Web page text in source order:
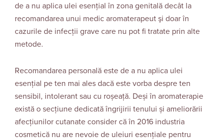
de a nu aplica ulei esenţial în zona genitală decât la
recomandarea unui medic aromaterapeut şi doar în
cazurile de infecţii grave care nu pot fi tratate prin alte
metode.
Recomandarea personală este de a nu aplica ulei
esenţial pe ten mai ales dacă este vorba despre ten
sensibil, intolerant sau cu roșeață. Deși în aromaterapie
există o secțiune dedicată îngrijirii tenului și ameliorării
afecțiunilor cutanate consider că în 2016 industria
cosmetică nu are nevoie de uleiuri esențiale pentru